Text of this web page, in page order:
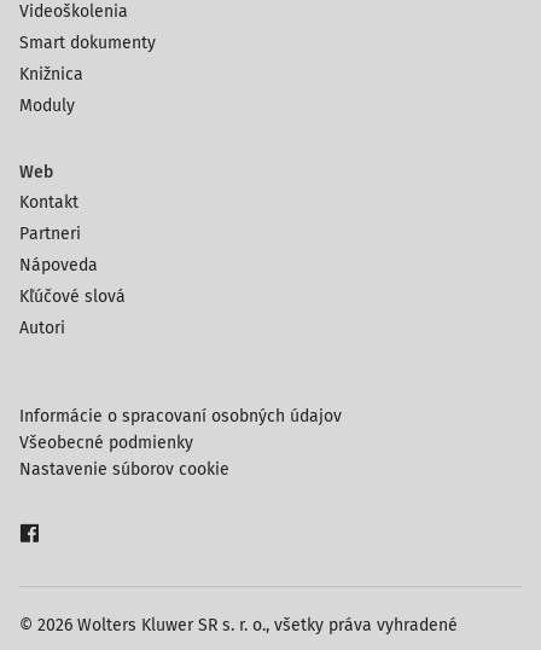
Videoškolenia
Smart dokumenty
Knižnica
Moduly
Web
Kontakt
Partneri
Nápoveda
Kľúčové slová
Autori
© 2026 Wolters Kluwer SR s. r. o., všetky práva vyhradené
Informácie o spracovaní osobných údajov
Všeobecné podmienky
Nastavenie súborov cookie